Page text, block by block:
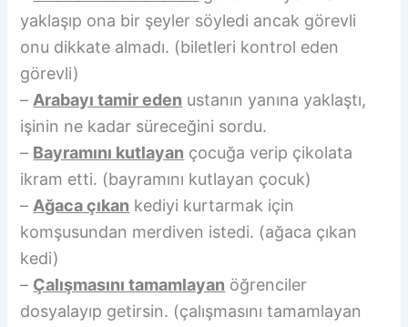
yaklaşıp ona bir şeyler söyledi ancak görevli
onu dikkate almadı. (biletleri kontrol eden
görevli)
–Arabayı tamir eden ustanın yanına yaklaştı,
işinin ne kadar süreceğini sordu.
– Bayramını kutlayan çocuğa verip çikolata
ikram etti. (bayramını kutlayan çocuk)
–Ağaca çıkan kediyi kurtarmak için
komşusundan merdiven istedi. (ağaca çıkan
kedi)
– Çalışmasını tamamlayan öğrenciler
dosyalayıp getirsin. (çalışmasını tamamlayan